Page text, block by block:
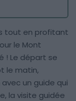
tout en profitant
le Mont
! Le départ se
le matin,
avec un guide qui
la visite guidée